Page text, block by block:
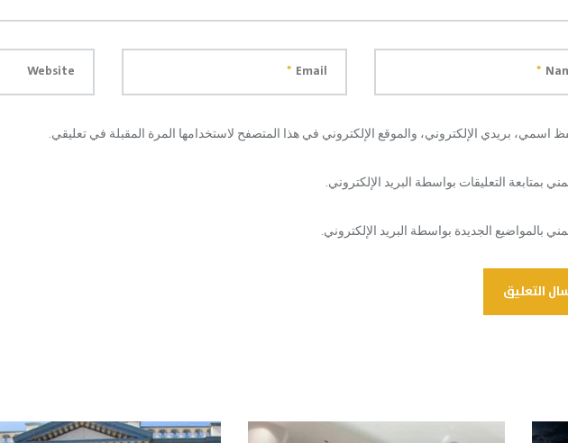
*
Email
*
Website
اسمي، بريدي الإلكتروني، والموقع الإلكتروني في هذا المتصفح لاستخدامها المرة المقبلة في تعليقي.
بمتابعة التعليقات بواسطة البريد الإلكتروني.
بالمواضيع الجديدة بواسطة البريد الإلكتروني.